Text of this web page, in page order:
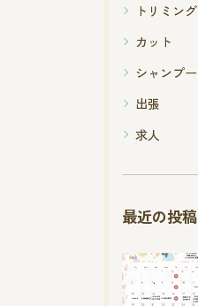
トリミング
カット
シャンプー
出張
求人
最近の投稿